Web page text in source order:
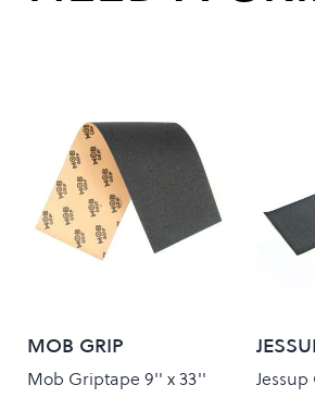
MOB GRIP
Mob Griptape 9'' x 33''